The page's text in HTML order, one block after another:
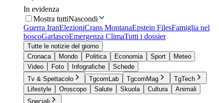
In evidenza
Mostra tuttiNascondi
Guerra IranElezioniCrans MontanaEpstein FilesFamiglia nel
boscoGarlascoEmergenza ClimaTutti i dossier
Tutte le notizie del giorno
Cronaca
Mondo Politica Economia Sport
Meteo
Video
Foto Infografiche
Schede
Tv & Spettacolo
TgcomLab TgcomMag
TgTech
Lifestyle
Oroscopo Salute Skuola Cultura
Animali
Speciali